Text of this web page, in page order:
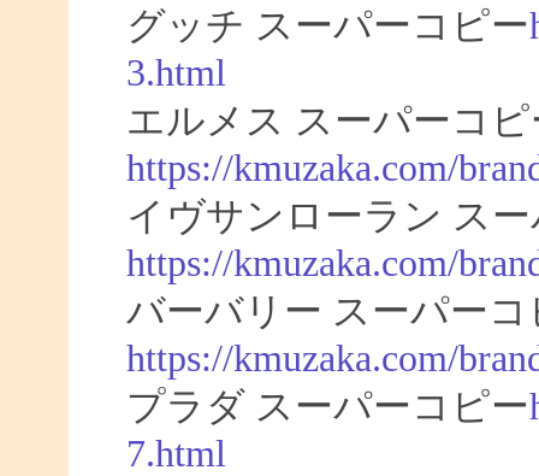
グッチ スーパーコピー
3.html
エルメス スーパーコピ
https://kmuzaka.com/
イヴサンローラン ス
https://kmuzaka.com/
バーバリー スーパーコ
https://kmuzaka.com/
プラダ スーパーコピー
7.html